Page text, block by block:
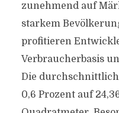
zunehmend auf
starkem
profitieren
Verbraucherbasis
Die
0,6 Prozent auf